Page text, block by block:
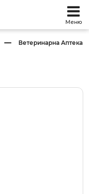
Меню
Ветеринарна Аптека